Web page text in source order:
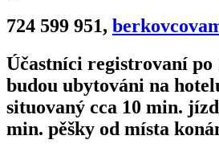
724 599 951,
Účastníci registrovaní po
budou ubytováni na
situovaný cca 10 min.
min. pěšky od místa